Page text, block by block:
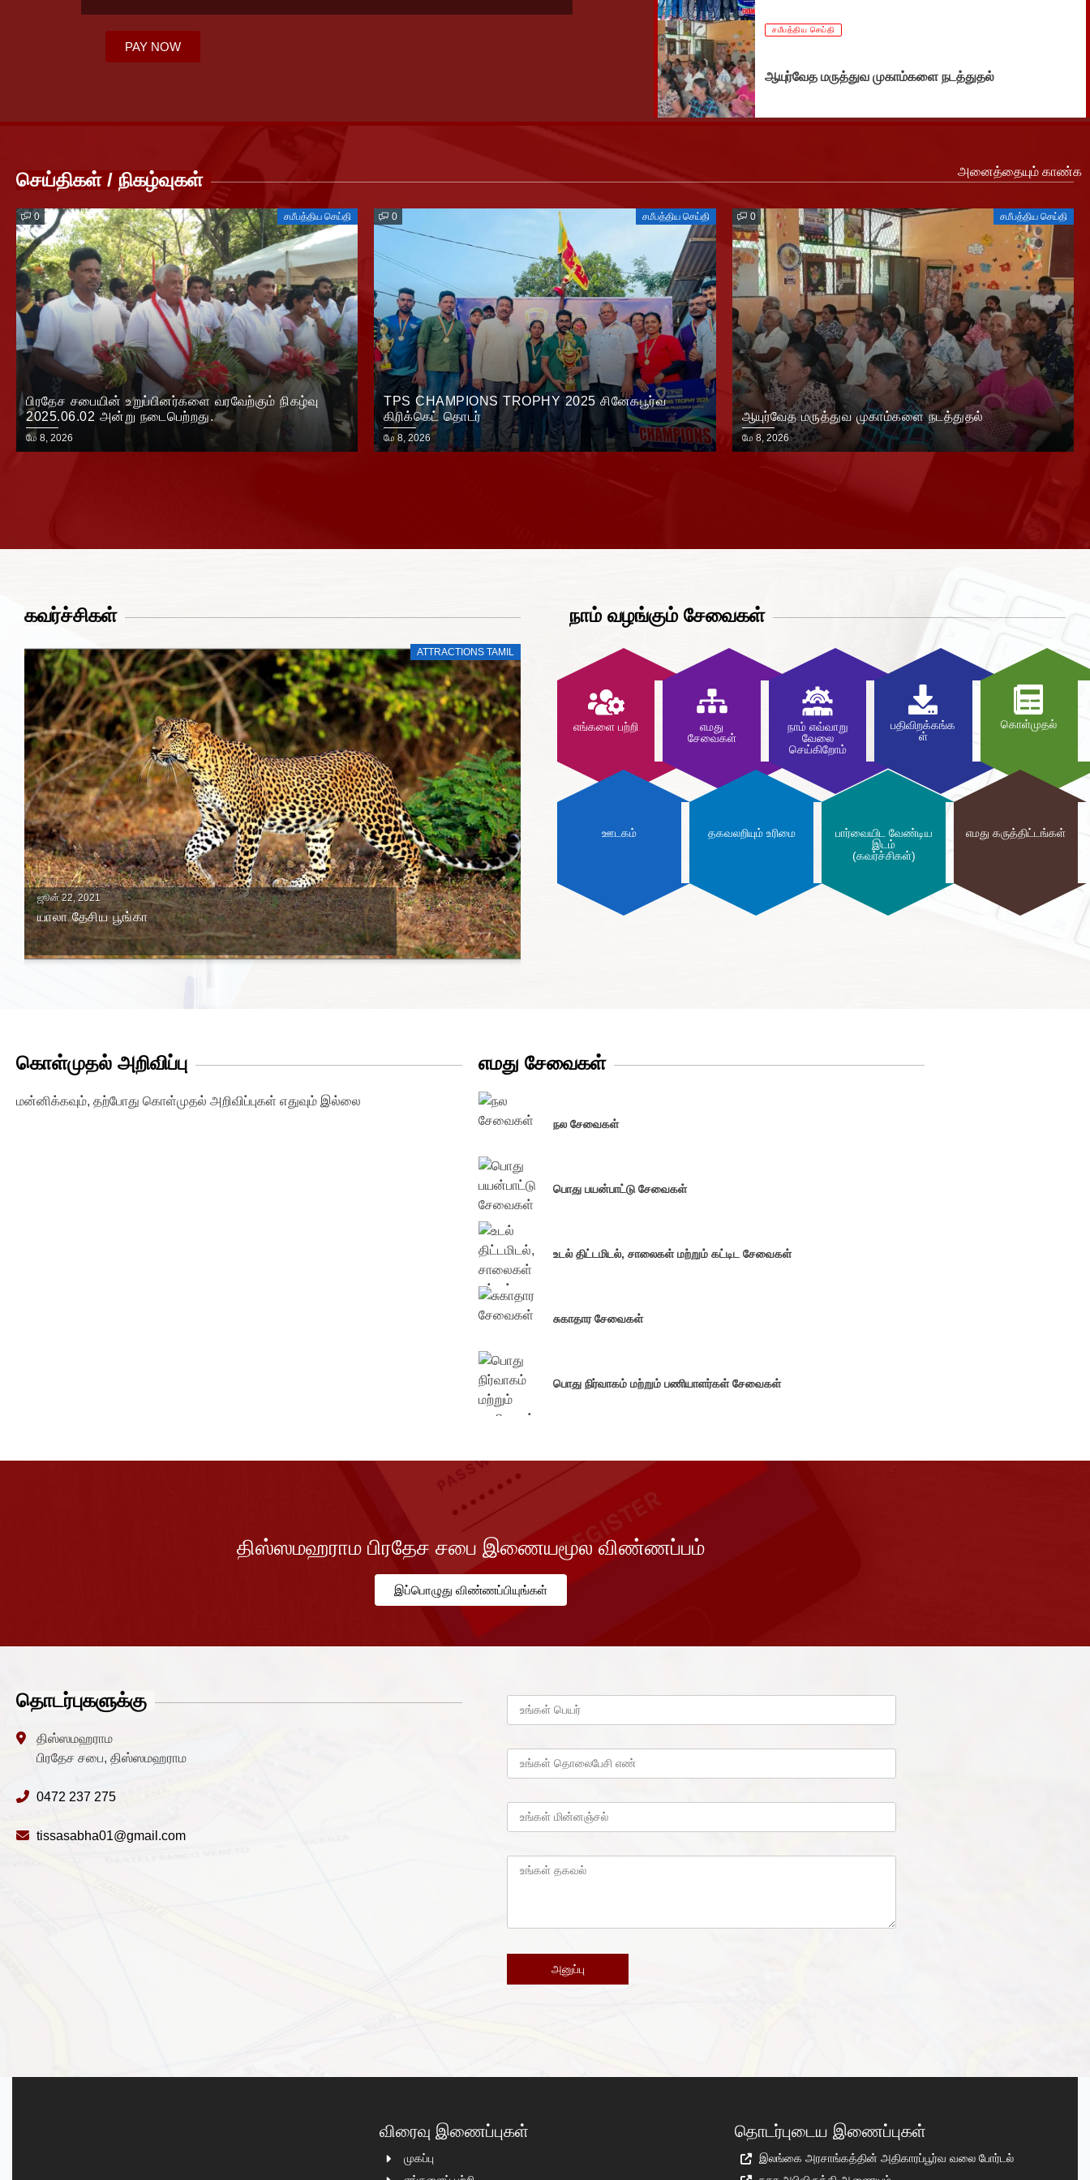
PAY NOW
சமீபத்திய செய்தி
ஆயுர்வேத மருத்துவ முகாம்களை நடத்துதல்
செய்திகள் / நிகழ்வுகள்
0 சமீபத்திய செய்தி
பிரதேச சபையின் உறுப்பினர்களை வரவேற்கும் நிகழ்வு
2025.06.02 அன்று நடைபெற்றது.
மே 8, 2026
0 சமீபத்திய செய்தி
TPS CHAMPIONS TROPHY 2025 சினேகபூர்வ
கிரிக்கெட் தொடர்
மே 8, 2026
0 சமீபத்திய செய்தி
ஆயுர்வேத மருத்துவ முகாம்களை நடத்துதல்
மே 8, 2026
அனைத்தையும் காண்க
கவர்ச்சிகள்
ATTRACTIONS TAMIL
ஜூன் 22, 2021
யாலா தேசிய பூங்கா
நாம் வழங்கும் சேவைகள்
எங்களை பற்றி
எமது
சேவைகள்
நாம் எவ்வாறு
வேலை
செய்கிறோம்
பதிவிறக்கங்க
ள்
கொள்முதல்
ஊடகம் தகவலறியும் உரிமை
பார்வையிட வேண்டிய
இடம்
(கவர்ச்சிகள்)
எமது கருத்திட்டங்கள்
கொள்முதல் அறிவிப்பு
மன்னிக்கவும், தற்போது கொள்முதல் அறிவிப்புகள் எதுவும் இல்லை
எமது சேவைகள்
நல சேவைகள்
பொது பயன்பாட்டு சேவைகள்
உடல் திட்டமிடல், சாலைகள் மற்றும் கட்டிட சேவைகள்
சுகாதார சேவைகள்
பொது நிர்வாகம் மற்றும் பணியாளர்கள் சேவைகள்
திஸ்ஸமஹராம பிரதேச சபை இணையமூல விண்ணப்பம்
இப்பொழுது விண்ணப்பியுங்கள்
தொடர்புகளுக்கு
திஸ்ஸமஹராம
பிரதேச சபை, திஸ்ஸமஹராம
0472 237 275
tissasabha01@gmail.com
விரைவு இணைப்புகள்
முகப்பு
தொடர்புடைய இணைப்புகள்
இலங்கை அரசாங்கத்தின் அதிகாரப்பூர்வ வலை போர்டல்